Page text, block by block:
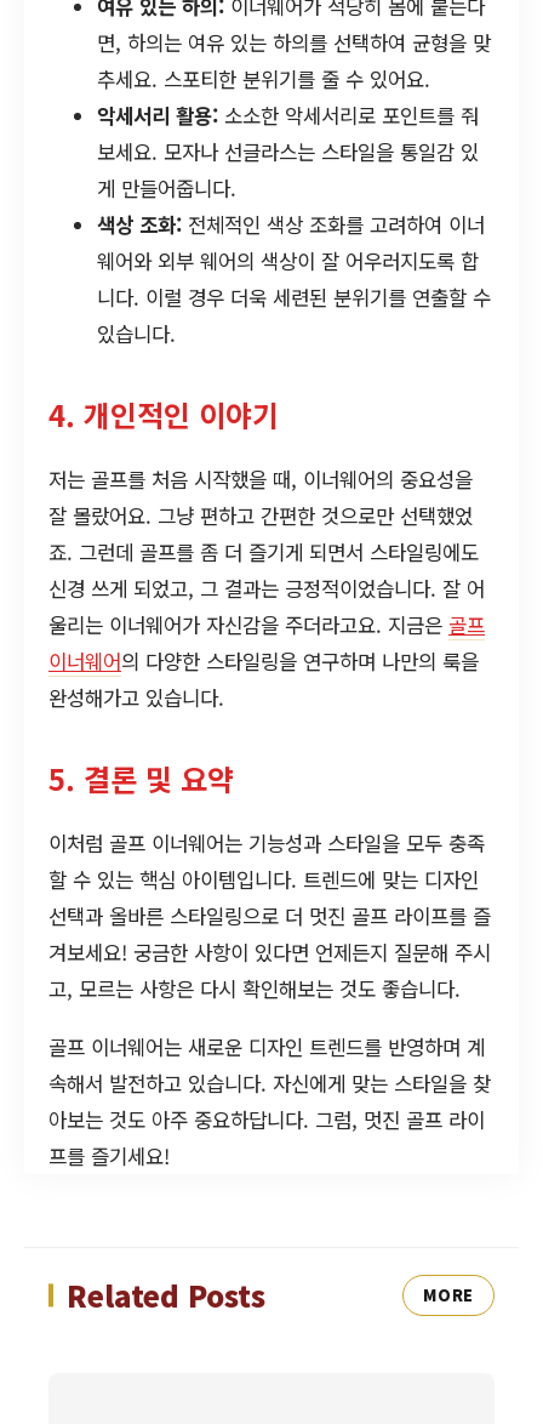
여유 있는 하의: 이너웨어가 적당히 몸에 붙는다
면, 하의는 여유 있는 하의를 선택하여 균형을 맞
추세요. 스포티한 분위기를 줄 수 있어요.
악세서리 활용: 소소한 악세서리로 포인트를 줘
보세요. 모자나 선글라스는 스타일을 통일감 있
게 만들어줍니다.
색상 조화: 전체적인 색상 조화를 고려하여 이너
웨어와 외부 웨어의 색상이 잘 어우러지도록 합
니다. 이럴 경우 더욱 세련된 분위기를 연출할 수
있습니다.
4. 개인적인 이야기
저는 골프를 처음 시작했을 때, 이너웨어의 중요성을
잘 몰랐어요. 그냥 편하고 간편한 것으로만 선택했었
죠. 그런데 골프를 좀 더 즐기게 되면서 스타일링에도
신경 쓰게 되었고, 그 결과는 긍정적이었습니다. 잘 어
울리는 이너웨어가 자신감을 주더라고요. 지금은 골프
이너웨어의 다양한 스타일링을 연구하며 나만의 룩을
완성해가고 있습니다.
5. 결론 및 요약
이처럼 골프 이너웨어는 기능성과 스타일을 모두 충족
할 수 있는 핵심 아이템입니다. 트렌드에 맞는 디자인
선택과 올바른 스타일링으로 더 멋진 골프 라이프를 즐
겨보세요! 궁금한 사항이 있다면 언제든지 질문해 주시
고, 모르는 사항은 다시 확인해보는 것도 좋습니다.
골프 이너웨어는 새로운 디자인 트렌드를 반영하며 계
속해서 발전하고 있습니다. 자신에게 맞는 스타일을 찾
아보는 것도 아주 중요하답니다. 그럼, 멋진 골프 라이
프를 즐기세요!
Related Posts MORE